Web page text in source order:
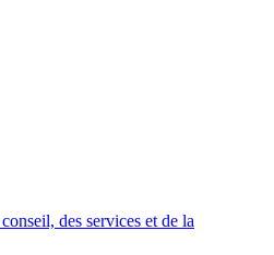
des services et de la